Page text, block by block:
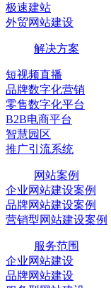
极速建站
外贸网站建设
解决方案
短视频直播
品牌数字化营销
零售数字化平台
B2B电商平台
智慧园区
推广引流系统
网站案例
企业网站建设案例
品牌网站建设案例
营销型网站建设案例
服务范围
企业网站建设
品牌网站建设